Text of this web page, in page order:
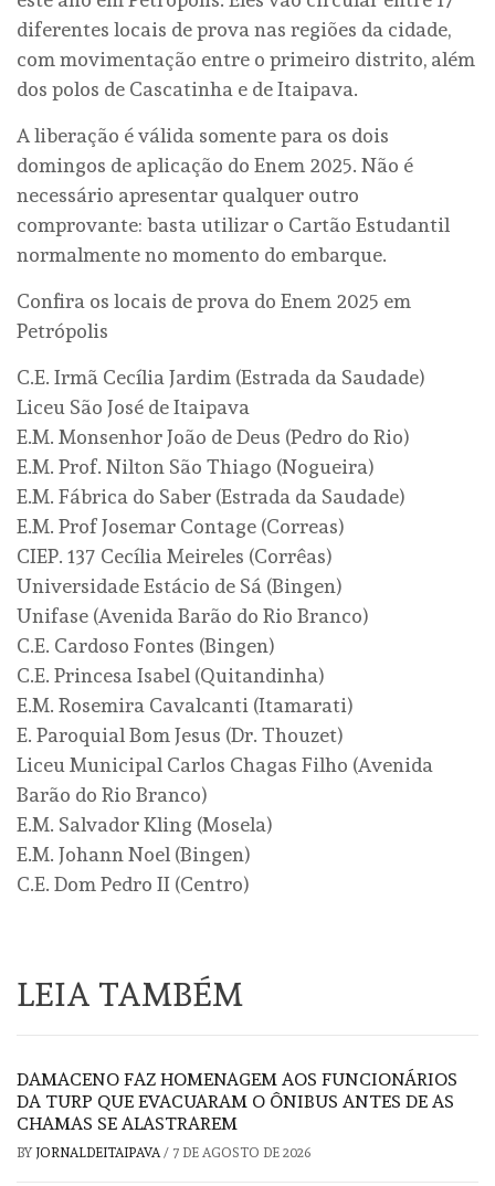
diferentes locais de prova nas regiões da cidade,
com movimentação entre o primeiro distrito, além
dos polos de Cascatinha e de Itaipava.
A liberação é válida somente para os dois
domingos de aplicação do Enem 2025. Não é
necessário apresentar qualquer outro
comprovante: basta utilizar o Cartão Estudantil
normalmente no momento do embarque.
Confira os locais de prova do Enem 2025 em
Petrópolis
C.E. Irmã Cecília Jardim (Estrada da Saudade)
Liceu São José de Itaipava
E.M. Monsenhor João de Deus (Pedro do Rio)
E.M. Prof. Nilton São Thiago (Nogueira)
E.M. Fábrica do Saber (Estrada da Saudade)
E.M. Prof Josemar Contage (Correas)
CIEP. 137 Cecília Meireles (Corrêas)
Universidade Estácio de Sá (Bingen)
Unifase (Avenida Barão do Rio Branco)
C.E. Cardoso Fontes (Bingen)
C.E. Princesa Isabel (Quitandinha)
E.M. Rosemira Cavalcanti (Itamarati)
E. Paroquial Bom Jesus (Dr. Thouzet)
Liceu Municipal Carlos Chagas Filho (Avenida
Barão do Rio Branco)
E.M. Salvador Kling (Mosela)
E.M. Johann Noel (Bingen)
C.E. Dom Pedro II (Centro)
LEIA TAMBÉM
DAMACENO FAZ HOMENAGEM AOS FUNCIONÁRIOS
DA TURP QUE EVACUARAM O ÔNIBUS ANTES DE AS
CHAMAS SE ALASTRAREM
BY JORNALDEITAIPAVA/ 7 DE AGOSTO DE 2026